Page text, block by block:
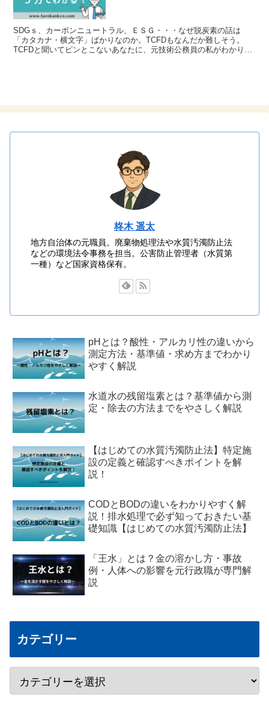
SDGｓ、カーボンニュートラル、ＥＳＧ・・・なぜ脱炭素の話は
「カタカナ・横文字」ばかりなのか。TCFDもなんだか難しそう。
TCFDと聞いてピンとこないあなたに、元技術公務員の私がわかりや
柊木 遥太
地方自治体の元職員。廃棄物処理法や水質汚濁防止法
などの環境法令事務を担当。公害防止管理者（水質第
一種）など国家資格保有。
pHとは？酸性・アルカリ性の違いから
測定方法・基準値・求め方までわかり
やすく解説
水道水の残留塩素とは？基準値から測
定・除去の方法までをやさしく解説
【はじめての水質汚濁防止法】特定施
設の定義と確認すべきポイントを解
説！
CODとBODの違いをわかりやすく解
説！排水処理で必ず知っておきたい基
礎知識【はじめての水質汚濁防止法】
「王水」とは？金の溶かし方・事故
例・人体への影響を元行政職が専門解
説
カテゴリー